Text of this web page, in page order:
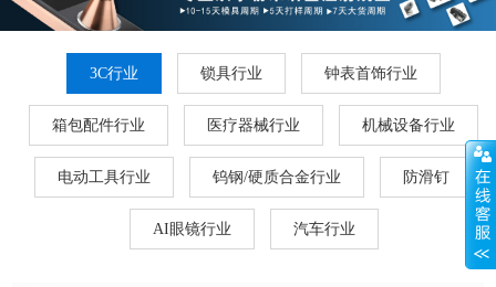
3C行业 锁具行业 钟表首饰行业
箱包配件行业 医疗器械行业 机械设备行业
电动工具行业 钨钢/硬质合金行业 防滑钉
AI眼镜行业 汽车行业